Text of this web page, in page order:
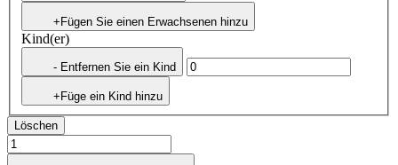
+Fügen Sie einen Erwachsenen hinzu
Kind(er)
- Entfernen Sie ein Kind
+Füge ein Kind hinzu
Löschen